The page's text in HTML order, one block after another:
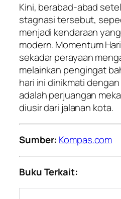
Kini, berabad-abad
stagnasi tersebut,
menjadi kendaraan
modern. Momentum
sekadar perayaan
melainkan pengingat
hari ini dinikmati
adalah perjuangan
diusir dari jalanan kota.
Sumber: Kompas.com
Buku Terkait: